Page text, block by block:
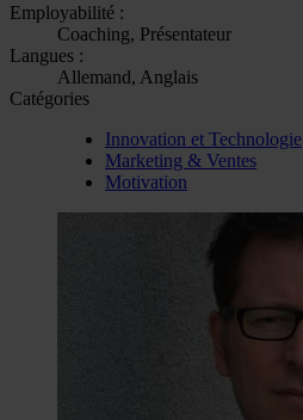
Employabilité :
Coaching, Présentateur
Langues :
Allemand, Anglais
Catégories
Innovation et Technologie
Marketing & Ventes
Motivation